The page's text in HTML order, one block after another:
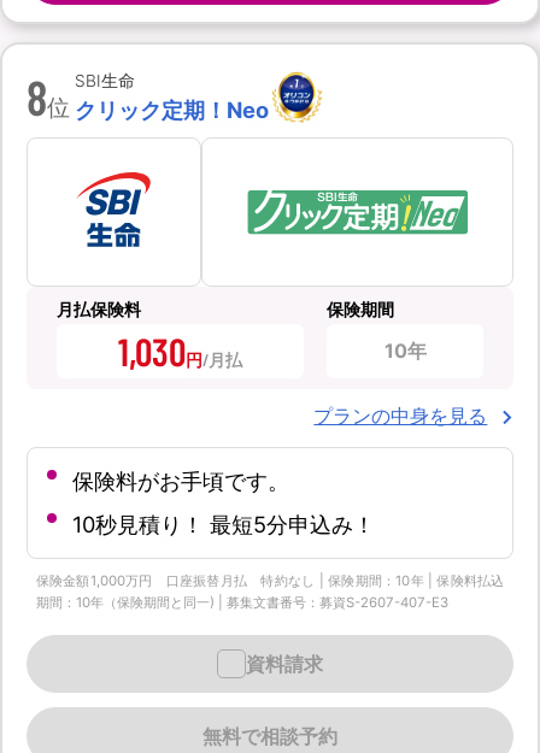
8位
SBI生命
クリック定期！Neo
月払保険料
1,030円
保険期間
10年
プランの中身を見る
保険料がお手頃です。
10秒見積り！ 最短5分申込み！
保険金額1,000万円 口座振替月払 特約なし | 保険期間：10年 | 保険料払込
期間：10年（保険期間と同一) | 募集文書番号：募資S-2607-407-E3
無料で相談予約
資料請求